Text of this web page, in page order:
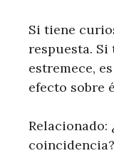
Si tiene
respuesta. Si
estremece,
efecto sobre
Relacionado: